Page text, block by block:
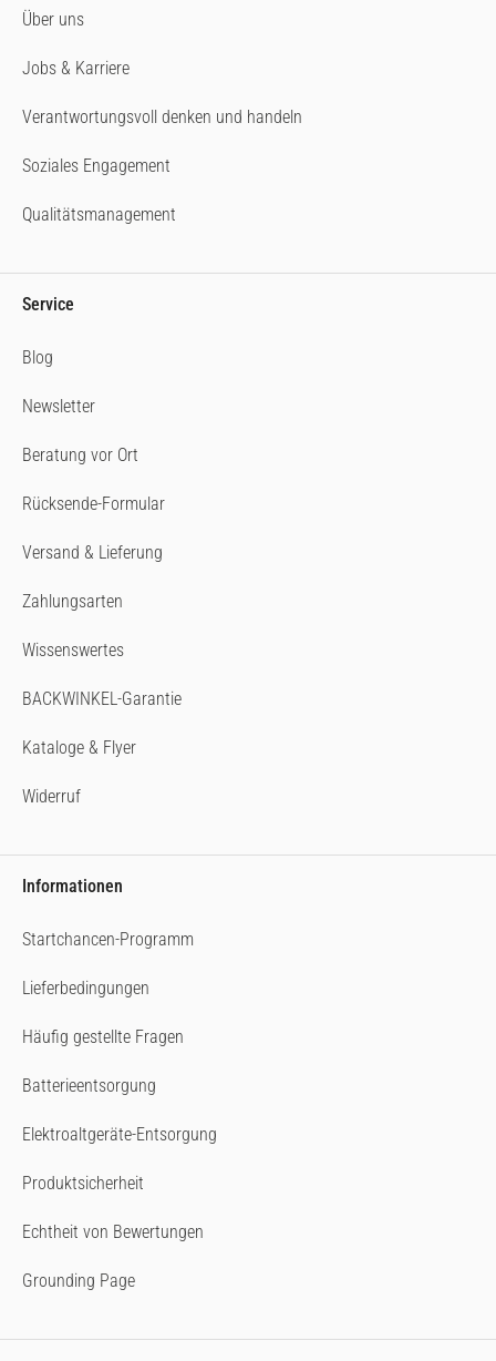
Über uns
Jobs & Karriere
Verantwortungsvoll denken und handeln
Soziales Engagement
Qualitätsmanagement
Service
Blog
Newsletter
Beratung vor Ort
Rücksende-Formular
Versand & Lieferung
Zahlungsarten
Wissenswertes
BACKWINKEL-Garantie
Kataloge & Flyer
Widerruf
Informationen
Startchancen-Programm
Lieferbedingungen
Häufig gestellte Fragen
Batterieentsorgung
Elektroaltgeräte-Entsorgung
Produktsicherheit
Echtheit von Bewertungen
Grounding Page